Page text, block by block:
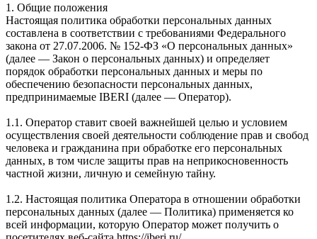
1. Общие положения
Настоящая политика обработки персональных данных
составлена в соответствии с требованиями Федерального
закона от 27.07.2006. № 152-ФЗ «О персональных данных»
(далее — Закон о персональных данных) и определяет
порядок обработки персональных данных и меры по
обеспечению безопасности персональных данных,
предпринимаемые IBERI (далее — Оператор).
1.1. Оператор ставит своей важнейшей целью и условием
осуществления своей деятельности соблюдение прав и свобод
человека и гражданина при обработке его персональных
данных, в том числе защиты прав на неприкосновенность
частной жизни, личную и семейную тайну.
1.2. Настоящая политика Оператора в отношении обработки
персональных данных (далее — Политика) применяется ко
всей информации, которую Оператор может получить о